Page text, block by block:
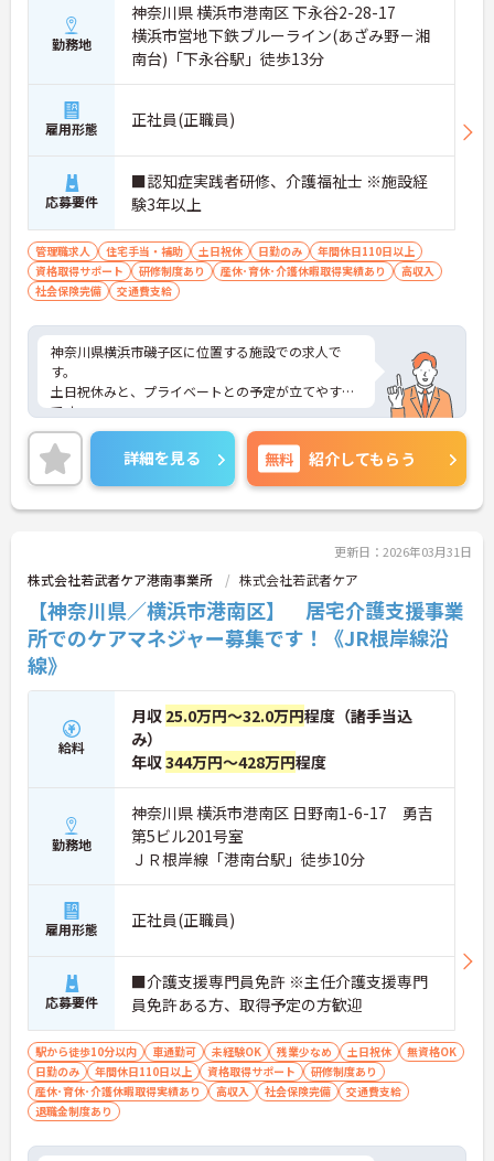
勤務地
神奈川県 横浜市港南区 下永谷2-28-17
横浜市営地下鉄ブルーライン(あざみ野－湘
南台)「下永谷駅」徒歩13分
雇用形態 正社員(正職員)
応募要件
■認知症実践者研修、介護福祉士 ※施設経
験3年以上
管理職求人 住宅手当・補助 土日祝休 日勤のみ
年間休日110日以上
資格取得サポート
研修制度あり 産休･育休･介護休暇取得実績あり
高収入
社会保険完備
交通費支給
神奈川県横浜市磯子区に位置する施設での求人で
す。
土日祝休みと、プライベートとの予定が立てやすい
です。
ご興味のある方は、お気軽にお問い合わせくださ
い。
詳細を見る 無料 紹介してもらう
更新日：2026年03月31日
株式会社若武者ケア港南事業所 株式会社若武者ケア
【神奈川県／横浜市港南区】 居宅介護支援事業
所でのケアマネジャー募集です！《JR根岸線沿
線》
給料
月収 25.0万円～32.0万円程度（諸手当込
み）
年収344万円～428万円程度
勤務地
神奈川県 横浜市港南区 日野南1-6-17 勇吉
第5ビル201号室
ＪＲ根岸線「港南台駅」徒歩10分
雇用形態 正社員(正職員)
応募要件
■介護支援専門員免許 ※主任介護支援専門
員免許ある方、取得予定の方歓迎
駅から徒歩10分以内 車通勤可 未経験OK 残業少なめ 土日祝休
無資格OK
日勤のみ
年間休日110日以上 資格取得サポート
研修制度あり
産休･育休･介護休暇取得実績あり
高収入 社会保険完備
交通費支給
退職金制度あり